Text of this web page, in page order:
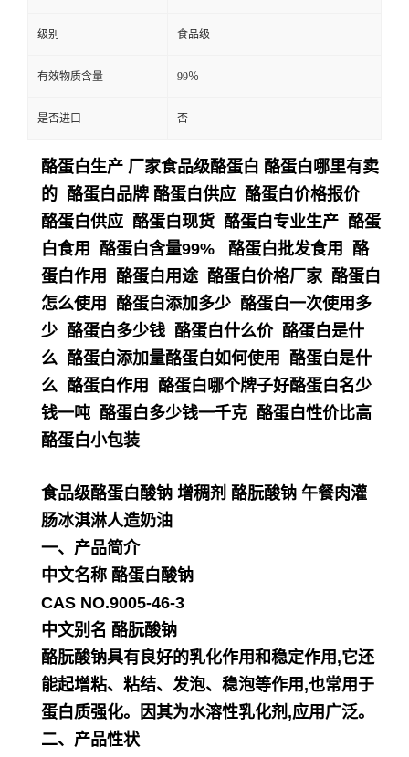
级别 食品级
有效物质含量 99％
是否进口 否
酪蛋白生产 厂家食品级酪蛋白 酪蛋白哪里有卖
的 酪蛋白品牌 酪蛋白供应 酪蛋白价格报价
酪蛋白供应 酪蛋白现货 酪蛋白专业生产 酪蛋
白食用 酪蛋白含量99% 酪蛋白批发食用 酪
蛋白作用 酪蛋白用途 酪蛋白价格厂家 酪蛋白
怎么使用 酪蛋白添加多少 酪蛋白一次使用多
少 酪蛋白多少钱 酪蛋白什么价 酪蛋白是什
么 酪蛋白添加量酪蛋白如何使用 酪蛋白是什
么 酪蛋白作用 酪蛋白哪个牌子好酪蛋白名少
钱一吨 酪蛋白多少钱一千克 酪蛋白性价比高
酪蛋白小包装
食品级酪蛋白酸钠 增稠剂 酪朊酸钠 午餐肉灌
肠冰淇淋人造奶油
一、产品简介
中文名称 酪蛋白酸钠
CAS NO.9005-46-3
中文别名 酪朊酸钠
酪朊酸钠具有良好的乳化作用和稳定作用,它还
能起增粘、粘结、发泡、稳泡等作用,也常用于
蛋白质强化。
因其为水溶性乳化剂,应用广泛。
二、产品性状